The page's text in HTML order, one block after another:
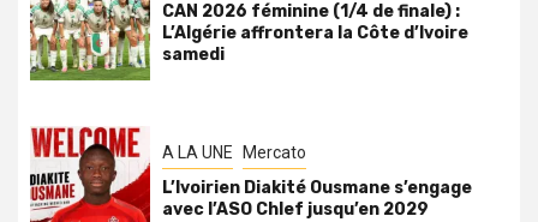
CAN 2026 féminine (1/4 de finale) :
L’Algérie affrontera la Côte d’Ivoire
samedi
A LA UNE Mercato
L’Ivoirien Diakité Ousmane s’engage
avec l’ASO Chlef jusqu’en 2029